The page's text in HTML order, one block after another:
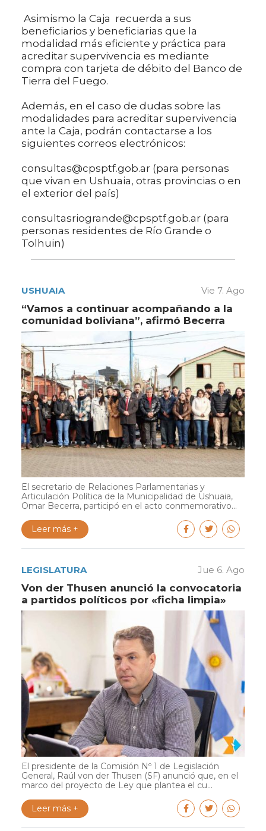
Asimismo la Caja recuerda a sus
beneficiarios y beneficiarias que la
modalidad más eficiente y práctica para
acreditar supervivencia es mediante
compra con tarjeta de débito del Banco de
Tierra del Fuego.
Además, en el caso de dudas sobre las
modalidades para acreditar supervivencia
ante la Caja, podrán contactarse a los
siguientes correos electrónicos:
consultas@cpsptf.gob.ar (para personas
que vivan en Ushuaia, otras provincias o en
el exterior del país)
consultasriogrande@cpsptf.gob.ar (para
personas residentes de Río Grande o
Tolhuin)
USHUAIA Vie 7. Ago
“Vamos a continuar acompañando a la
comunidad boliviana”, afirmó Becerra
El secretario de Relaciones Parlamentarias y
Articulación Política de la Municipalidad de Ushuaia,
Omar Becerra, participó en el acto conmemorativo...
Leer más +
LEGISLATURA Jue 6. Ago
Von der Thusen anunció la convocatoria
a partidos políticos por «ficha limpia»
El presidente de la Comisión Nº 1 de Legislación
General, Raúl von der Thusen (SF) anunció que, en el
marco del proyecto de Ley que plantea el cu...
Leer más +